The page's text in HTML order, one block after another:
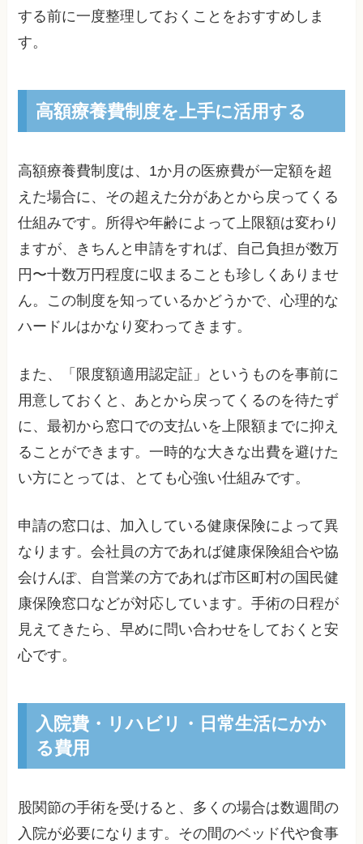
する前に一度整理しておくことをおすすめしま
す。
高額療養費制度を上手に活用する
高額療養費制度は、1か月の医療費が一定額を超
えた場合に、その超えた分があとから戻ってくる
仕組みです。所得や年齢によって上限額は変わり
ますが、きちんと申請をすれば、自己負担が数万
円〜十数万円程度に収まることも珍しくありませ
ん。この制度を知っているかどうかで、心理的な
ハードルはかなり変わってきます。
また、「限度額適用認定証」というものを事前に
用意しておくと、あとから戻ってくるのを待たず
に、最初から窓口での支払いを上限額までに抑え
ることができます。一時的な大きな出費を避けた
い方にとっては、とても心強い仕組みです。
申請の窓口は、加入している健康保険によって異
なります。会社員の方であれば健康保険組合や協
会けんぽ、自営業の方であれば市区町村の国民健
康保険窓口などが対応しています。手術の日程が
見えてきたら、早めに問い合わせをしておくと安
心です。
入院費・リハビリ・日常生活にかか
る費用
股関節の手術を受けると、多くの場合は数週間の
入院が必要になります。その間のベッド代や食事